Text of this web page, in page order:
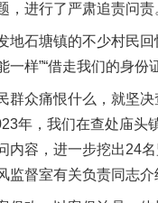
，进行了严肃追责问责
石塘镇的不少村民回忆
一样”“借走我们的身
众痛恨什么，就坚决
年，我们在查处庙头
内容，进一步挖出24
监督室有关负责同志介